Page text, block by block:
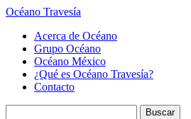
Océano Travesía
Acerca de Océano
Grupo Océano
Océano México
¿Qué es Océano Travesía?
Contacto